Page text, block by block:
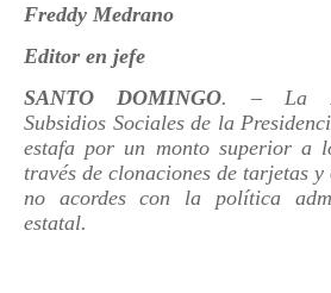
Freddy Medrano
Editor en jefe
SANTO DOMINGO. – La
Subsidios Sociales de la
estafa por un monto superior a
través de clonaciones de tarjetas
no acordes con la política
estatal.